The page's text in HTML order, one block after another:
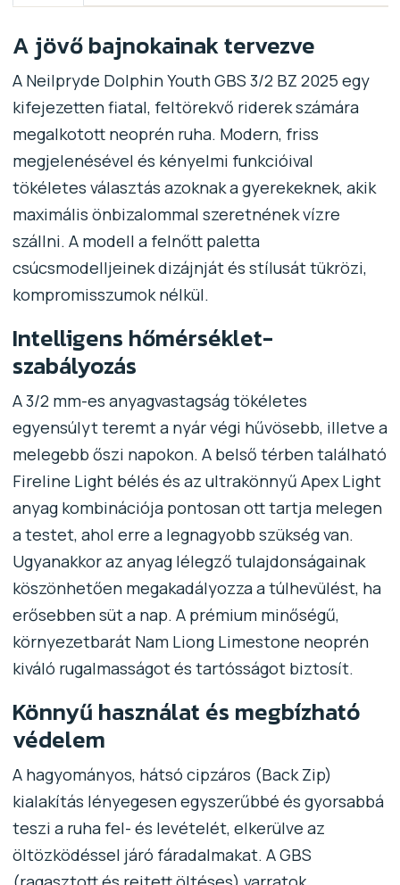
A jövő bajnokainak tervezve
A Neilpryde Dolphin Youth GBS 3/2 BZ 2025 egy
kifejezetten fiatal, feltörekvő riderek számára
megalkotott neoprén ruha. Modern, friss
megjelenésével és kényelmi funkcióival
tökéletes választás azoknak a gyerekeknek, akik
maximális önbizalommal szeretnének vízre
szállni. A modell a felnőtt paletta
csúcsmodelljeinek dizájnját és stílusát tükrözi,
kompromisszumok nélkül.
Intelligens hőmérséklet-
szabályozás
A 3/2 mm-es anyagvastagság tökéletes
egyensúlyt teremt a nyár végi hűvösebb, illetve a
melegebb őszi napokon. A belső térben található
Fireline Light bélés és az ultrakönnyű Apex Light
anyag kombinációja pontosan ott tartja melegen
a testet, ahol erre a legnagyobb szükség van.
Ugyanakkor az anyag lélegző tulajdonságainak
köszönhetően megakadályozza a túlhevülést, ha
erősebben süt a nap. A prémium minőségű,
környezetbarát Nam Liong Limestone neoprén
kiváló rugalmasságot és tartósságot biztosít.
Könnyű használat és megbízható
védelem
A hagyományos, hátsó cipzáros (Back Zip)
kialakítás lényegesen egyszerűbbé és gyorsabbá
teszi a ruha fel- és levételét, elkerülve az
öltözködéssel járó fáradalmakat. A GBS